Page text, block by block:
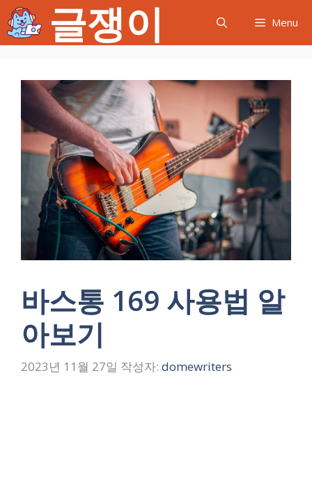
텐
츠
글쟁이 Menu
바스통 169 사용법 알
아보기
2023년 11월 27일 작성자: domewriters